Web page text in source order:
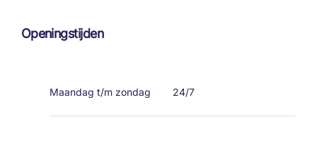
Openingstijden
Maandag t/m zondag 24/7